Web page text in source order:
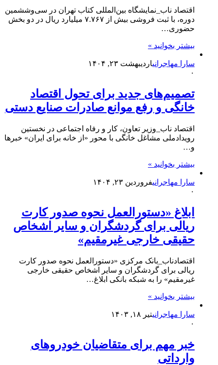
اقتصاد ناب_نمایشگاه بین‌المللی کتاب تهران در سی‌وششمین
دوره، با ثبت فروشی بیش از ۷.۷۶۷ میلیارد ریال در دو بخش
حضوری…
بیشتر بخوانید »
سارا مهاجرانیاردیبهشت ۲۳, ۱۴۰۴
۰
تصمیم‌های جدید برای تحول اقتصاد
خانگی و رفع موانع صادرات صنایع دستی
اقتصاد ناب_وزیر تعاون، کار و رفاه اجتماعی در نخستین
رویدادملی مشاغل خانگی با محور «از خانه برای ایران» خبر‌ها
و…
بیشتر بخوانید »
سارا مهاجرانیفروردین ۲۳, ۱۴۰۴
۰
ابلاغ «دستورالعمل نحوه صدور کارت
ریالی برای گردشگران و سایر اشخاص
حقیقی خارجی غیرمقیم»
اقتصادناب_بانک مرکزی «دستورالعمل نحوه صدور کارت
ریالی برای گردشگران و سایر اشخاص حقیقی خارجی
غیرمقیم» را به شبکه بانکی ابلاغ…
بیشتر بخوانید »
سارا مهاجرانیتیر ۱۸, ۱۴۰۳
۰
خبر مهم برای متقاضیان خودروهای
وارداتی